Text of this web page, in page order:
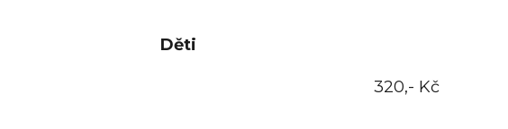
Děti
320,- Kč